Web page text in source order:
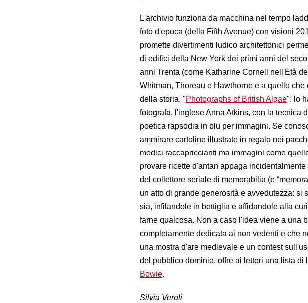
L'archivio funziona da macchina nel tempo
foto d'epoca (della Fifth Avenue) con visioni
promette divertimenti ludico architettonici
di edifici della New York dei primi anni del
anni Trenta (come Katharine Cornell nell'Età
Whitman, Thoreau e Hawthorne e a quello
della storia, "Photographs of British Algae": lo
fotografa, l'inglese Anna Atkins, con la tecnica
poetica rapsodia in blu per immagini. Se
ammirare cartoline illustrate in regalo nei
medici raccapriccianti ma immagini come
provare ricette d'antan appaga
del collettore seriale di memorabilia (e
un atto di grande generosità e avvedutezza: si
sia, infilandole in bottiglia e affidandole alla
farne qualcosa. Non a caso l'idea viene a una
completamente dedicata ai non vedenti e che
una mostra d'are medievale e un contest
del pubblico dominio, offre ai lettori una lista di
Bowie.
Silvia Veroli